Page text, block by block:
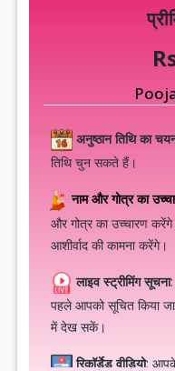
अनुष्ठान तिथि का
तिथि चुन सकते हैं।
नाम और गोत्र का
और गोत्र का उच्चारण
आशीर्वाद की कामना करेंगे।
लाइव स्ट्रीमिंग सूचना
पहले आपको सूचित किया
में देख सकें।
रिकॉर्डेड वीडियो: आपके